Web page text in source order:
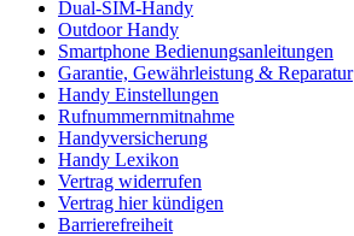
Dual-SIM-Handy
Outdoor Handy
Smartphone Bedienungsanleitungen
Garantie, Gewährleistung & Reparatur
Handy Einstellungen
Rufnummernmitnahme
Handyversicherung
Handy Lexikon
Vertrag widerrufen
Vertrag hier kündigen
Barrierefreiheit